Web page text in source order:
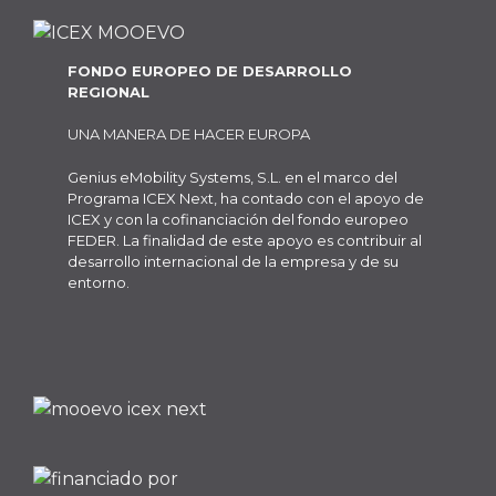
FONDO EUROPEO DE DESARROLLO
REGIONAL
UNA MANERA DE HACER EUROPA
Genius eMobility Systems, S.L. en el marco del
Programa ICEX Next, ha contado con el apoyo de
ICEX y con la cofinanciación del fondo europeo
FEDER. La finalidad de este apoyo es contribuir al
desarrollo internacional de la empresa y de su
entorno.